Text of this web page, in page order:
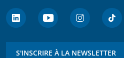
S'INSCRIRE À LA NEWSLETTER